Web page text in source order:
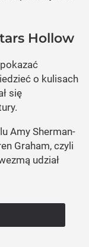
Hollow
o kulisach
się
Amy Sherman-
Graham, czyli
udział